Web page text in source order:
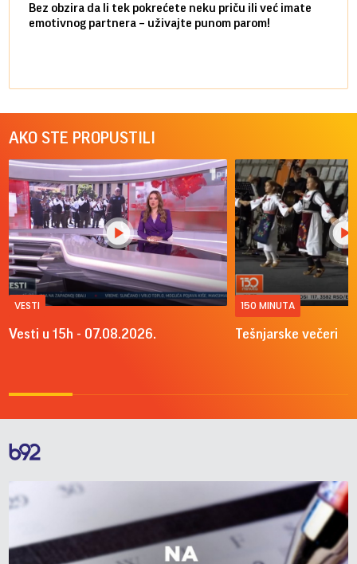
Bez obzira da li tek pokrećete neku priču ili već imate
emotivnog partnera – uživajte punom parom!
AKO STE PROPUSTILI
VESTI
Vesti u 15h - 07.08.2026.
150 MINUTA
Tešnjarske večeri